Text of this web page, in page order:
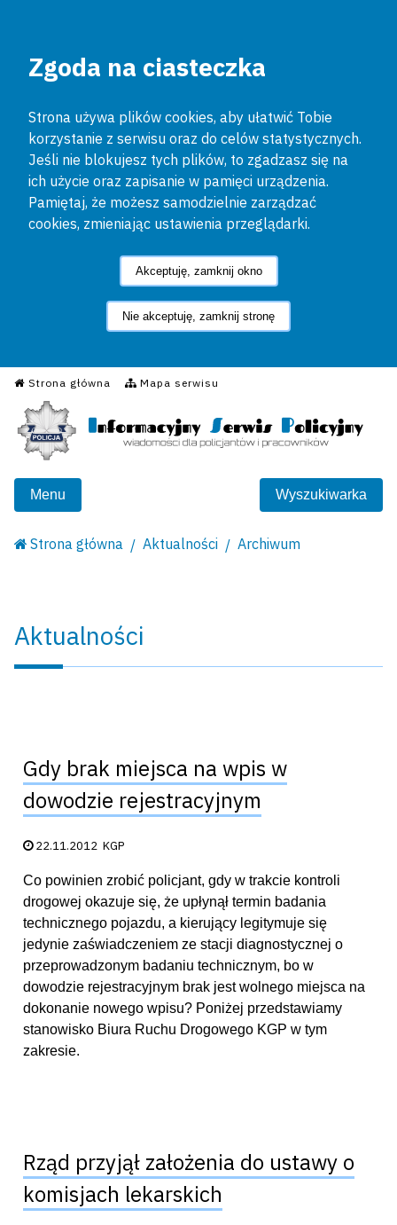
Zgoda na ciasteczka
Strona używa plików cookies, aby ułatwić Tobie
korzystanie z serwisu oraz do celów statystycznych.
Jeśli nie blokujesz tych plików, to zgadzasz się na
ich użycie oraz zapisanie w pamięci urządzenia.
Pamiętaj, że możesz samodzielnie zarządzać
cookies, zmieniając ustawienia przeglądarki.
Akceptuję, zamknij okno
Nie akceptuję, zamknij stronę
Strona główna Mapa serwisu
Informacyjny Serwis
Menu Wyszukiwarka
Strona główna Aktualności Archiwum
Aktualności
Gdy brak miejsca na wpis w
dowodzie rejestracyjnym
Data publikacji:
22.11.2012 KGP
Co powinien zrobić policjant, gdy w trakcie kontroli
drogowej okazuje się, że upłynął termin badania
technicznego pojazdu, a kierujący legitymuje się
jedynie zaświadczeniem ze stacji diagnostycznej o
przeprowadzonym badaniu technicznym, bo w
dowodzie rejestracyjnym brak jest wolnego miejsca na
dokonanie nowego wpisu? Poniżej przedstawiamy
stanowisko Biura Ruchu Drogowego KGP w tym
zakresie.
Rząd przyjął założenia do ustawy o
komisjach lekarskich